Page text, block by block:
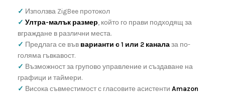
✓ Използва ZigBee протокол
✓ Ултра-малък размер, който го прави подходящ за
вграждане в различни места.
✓ Предлага се във варианти с 1 или 2 каналаза по-
голяма гъвкавост.
✓ Възможност за групово управление и създаване на
графици и таймери.
✓ Висока съвместимост с гласовите асистенти Amazon